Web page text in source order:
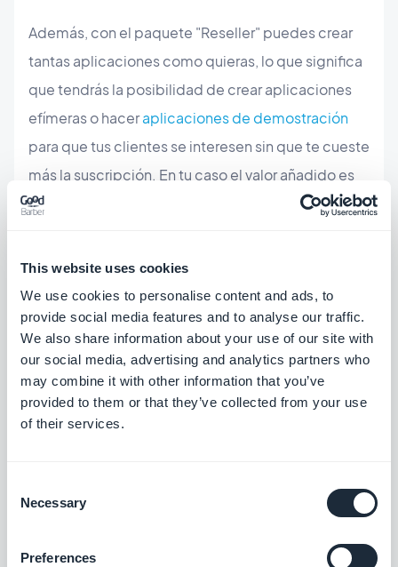
This website uses cookies
We use cookies to personalise content and ads, to
provide social media features and to analyse our traffic.
We also share information about your use of our site with
our social media, advertising and analytics partners who
may combine it with other information that you’ve
provided to them or that they’ve collected from your use
of their services.
Selection
Necessary
Preferences
Además, con el paquete "Reseller" puedes crear
tantas aplicaciones como quieras, lo que significa
que tendrás la posibilidad de crear aplicaciones
efímeras o haceraplicaciones de demostración
para que tus clientes se interesen sin que te cueste
más la suscripción. En tu caso el valor añadido es
evidente porque ofreces un servicio que
como quieras. Además, nuestra herramienta es
totalmente de marca blanca, por lo que incluso si
le das acceso al back-office a tu cliente para que
haga cambios él mismo, no verá nuestra marca.
Esta es una buena idea para diversificar tu oferta y
generar más ingresos. Reportamos un ejemplo de
unaempresa de comunicación
​4/ Eres un multiemprendedor